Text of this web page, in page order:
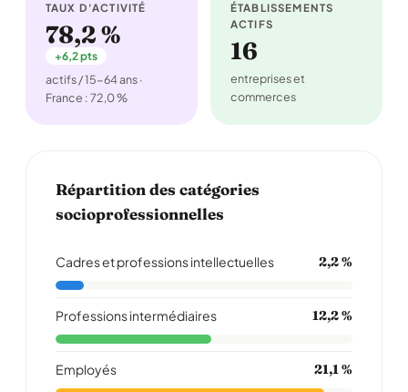
TAUX D'ACTIVITÉ
78,2 %
+6,2 pts
actifs / 15-64 ans ·
France : 72,0 %
ÉTABLISSEMENTS
ACTIFS
16
entreprises et
commerces
Répartition des catégories
socioprofessionnelles
Cadres et professions intellectuelles 2,2 %
Professions intermédiaires 12,2 %
Employés 21,1 %